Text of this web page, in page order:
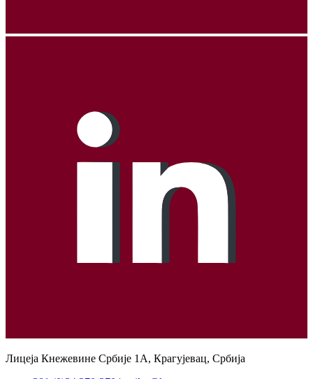
Лицеја Кнежевине Србије 1А, Крагујевац, Србија